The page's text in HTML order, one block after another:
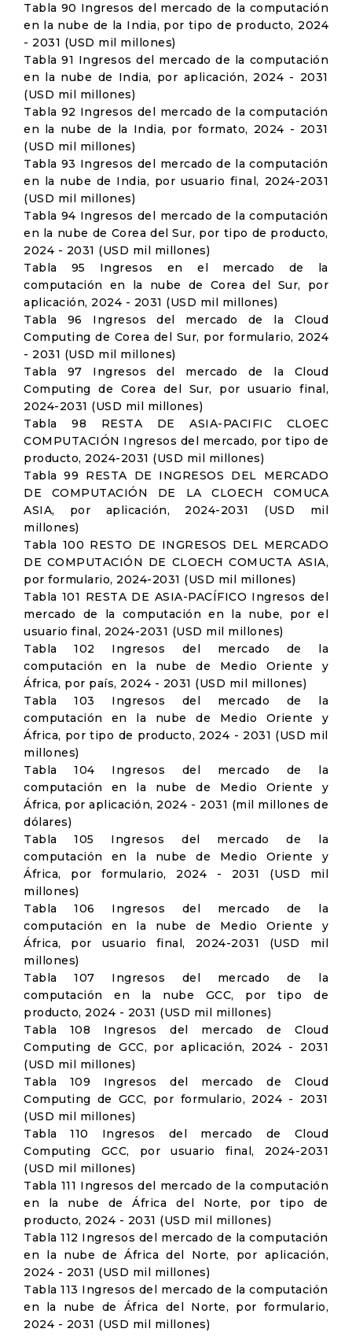
Tabla 90 Ingresos del mercado de la computación
en la nube de la India, por tipo de producto, 2024
- 2031 (USD mil millones)
Tabla 91 Ingresos del mercado de la computación
en la nube de India, por aplicación, 2024 - 2031
(USD mil millones)
Tabla 92 Ingresos del mercado de la computación
en la nube de la India, por formato, 2024 - 2031
(USD mil millones)
Tabla 93 Ingresos del mercado de la computación
en la nube de India, por usuario final, 2024-2031
(USD mil millones)
Tabla 94 Ingresos del mercado de la computación
en la nube de Corea del Sur, por tipo de producto,
2024 - 2031 (USD mil millones)
Tabla 95 Ingresos en el mercado de la
computación en la nube de Corea del Sur, por
aplicación, 2024 - 2031 (USD mil millones)
Tabla 96 Ingresos del mercado de la Cloud
Computing de Corea del Sur, por formulario, 2024
- 2031 (USD mil millones)
Tabla 97 Ingresos del mercado de la Cloud
Computing de Corea del Sur, por usuario final,
2024-2031 (USD mil millones)
Tabla 98 RESTA DE ASIA-PACIFIC CLOEC
COMPUTACIÓN Ingresos del mercado, por tipo de
producto, 2024-2031 (USD mil millones)
Tabla 99 RESTA DE INGRESOS DEL MERCADO
DE COMPUTACIÓN DE LA CLOECH COMUCA
ASIA, por aplicación, 2024-2031 (USD mil
millones)
Tabla 100 RESTO DE INGRESOS DEL MERCADO
DE COMPUTACIÓN DE CLOECH COMUCTA ASIA,
por formulario, 2024-2031 (USD mil millones)
Tabla 101 RESTA DE ASIA-PACÍFICO Ingresos del
mercado de la computación en la nube, por el
usuario final, 2024-2031 (USD mil millones)
Tabla 102 Ingresos del mercado de la
computación en la nube de Medio Oriente y
África, por país, 2024 - 2031 (USD mil millones)
Tabla 103 Ingresos del mercado de la
computación en la nube de Medio Oriente y
África, por tipo de producto, 2024 - 2031 (USD mil
millones)
Tabla 104 Ingresos del mercado de la
computación en la nube de Medio Oriente y
África, por aplicación, 2024 - 2031 (mil millones de
dólares)
Tabla 105 Ingresos del mercado de la
computación en la nube de Medio Oriente y
África, por formulario, 2024 - 2031 (USD mil
millones)
Tabla 106 Ingresos del mercado de la
computación en la nube de Medio Oriente y
África, por usuario final, 2024-2031 (USD mil
millones)
Tabla 107 Ingresos del mercado de la
computación en la nube GCC, por tipo de
producto, 2024 - 2031 (USD mil millones)
Tabla 108 Ingresos del mercado de Cloud
Computing de GCC, por aplicación, 2024 - 2031
(USD mil millones)
Tabla 109 Ingresos del mercado de Cloud
Computing de GCC, por formulario, 2024 - 2031
(USD mil millones)
Tabla 110 Ingresos del mercado de Cloud
Computing GCC, por usuario final, 2024-2031
(USD mil millones)
Tabla 111 Ingresos del mercado de la computación
en la nube de África del Norte, por tipo de
producto, 2024 - 2031 (USD mil millones)
Tabla 112 Ingresos del mercado de la computación
en la nube de África del Norte, por aplicación,
2024 - 2031 (USD mil millones)
Tabla 113 Ingresos del mercado de la computación
en la nube de África del Norte, por formulario,
2024 - 2031 (USD mil millones)